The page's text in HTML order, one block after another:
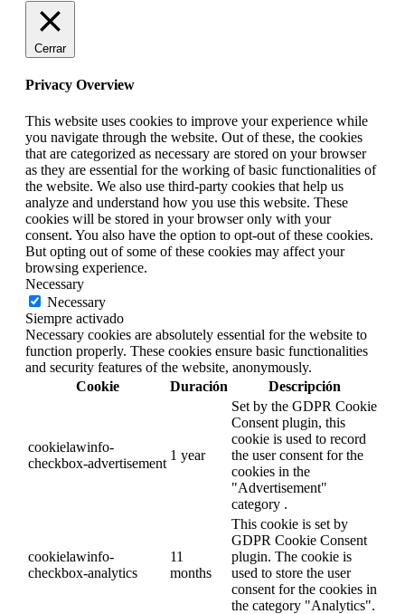
Cerrar
Privacy Overview
This website uses cookies to improve your experience while
you navigate through the website. Out of these, the cookies
that are categorized as necessary are stored on your browser
as they are essential for the working of basic functionalities of
the website. We also use third-party cookies that help us
analyze and understand how you use this website. These
cookies will be stored in your browser only with your
consent. You also have the option to opt-out of these cookies.
But opting out of some of these cookies may affect your
browsing experience.
Necessary
Necessary
Siempre activado
Necessary cookies are absolutely essential for the website to
function properly. These cookies ensure basic functionalities
and security features of the website, anonymously.
Cookie
Duración Descripción
cookielawinfo-
checkbox-advertisement
1 year
Set by the GDPR Cookie
Consent plugin, this
cookie is used to record
the user consent for the
cookies in the
"Advertisement"
category .
cookielawinfo-
checkbox-analytics
11
months
This cookie is set by
GDPR Cookie Consent
plugin. The cookie is
used to store the user
consent for the cookies in
the category "Analytics".